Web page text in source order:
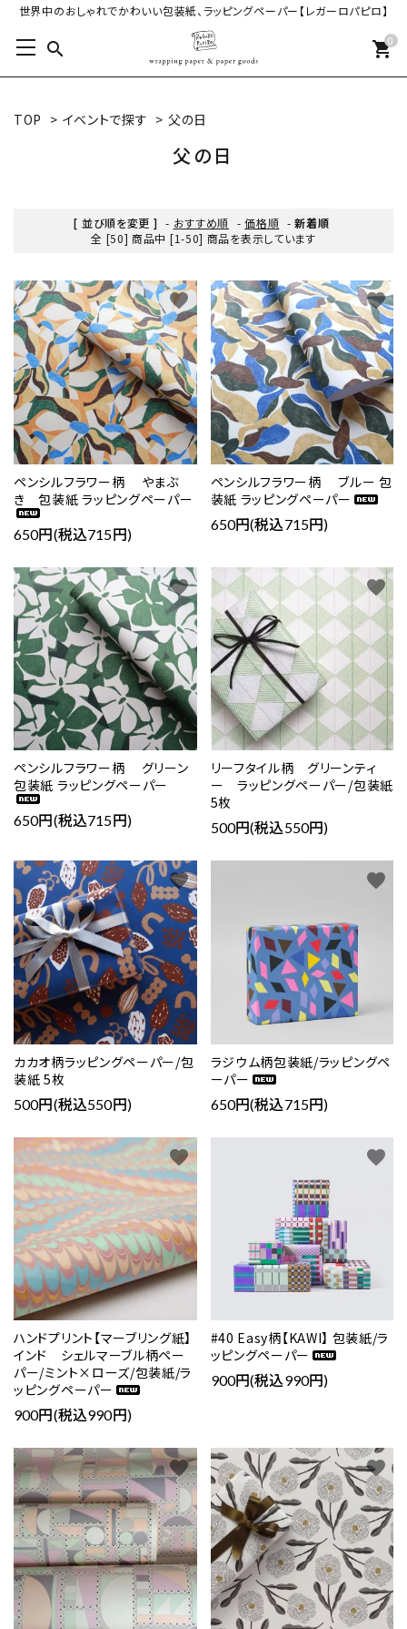
世界中のおしゃれでかわいい包装紙、ラッピングペーパー【レガーロパピロ】
search 0
shopping_cart
TOP > イベントで探す > 父の日
父の日
[ 並び順を変更 ] - おすすめ順 -価格順 -新着順
全 [50] 商品中 [1-50] 商品を表示しています
ペンシルフラワー柄 やまぶ
き 包装紙 ラッピングペーパー
650円(税込715円)
favorite
ペンシルフラワー柄 ブルー 包
装紙 ラッピングペーパー
650円(税込715円)
favorite
ペンシルフラワー柄 グリーン
包装紙 ラッピングペーパー
650円(税込715円)
favorite
リーフタイル柄 グリーンティ
ー ラッピングペーパー/包装紙
5枚
500円(税込550円)
favorite
カカオ柄ラッピングペーパー/包
装紙 5枚
500円(税込550円)
favorite
ラジウム柄包装紙/ラッピングペ
ーパー
650円(税込715円)
favorite
ハンドプリント【マーブリング紙】
インド シェルマーブル柄ペー
パー/ミント×ローズ/包装紙/ラ
ッピングペーパー
900円(税込990円)
favorite
#40 Easy柄【KAWI】 包装紙/ラ
ッピングペーパー
900円(税込990円)
favorite
favorite favorite